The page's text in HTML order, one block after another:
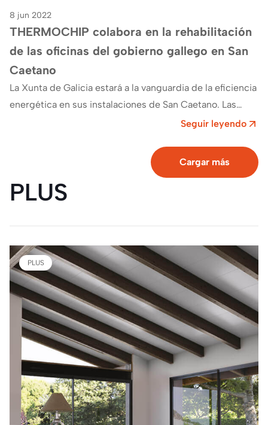
8 jun 2022
THERMOCHIP colabora en la rehabilitación
de las oficinas del gobierno gallego en San
Caetano
La Xunta de Galicia estará a la vanguardia de la eficiencia
energética en sus instalaciones de San Caetano. Las
Seguir leyendo
Cargar más
PLUS
PLUS